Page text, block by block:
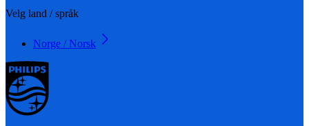
Velg land / språk
Norge / Norsk